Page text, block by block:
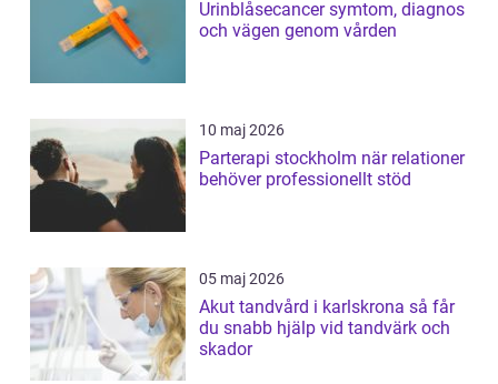
Urinblåsecancer symtom, diagnos
och vägen genom vården
10 maj 2026
Parterapi stockholm när relationer
behöver professionellt stöd
05 maj 2026
Akut tandvård i karlskrona så får
du snabb hjälp vid tandvärk och
skador